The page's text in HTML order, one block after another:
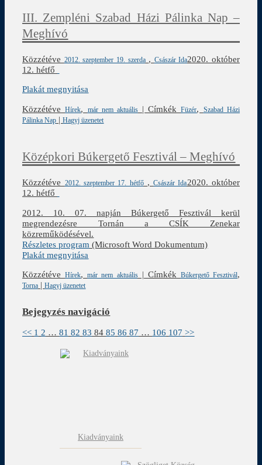
III. Zempléni Szabad Házi Pálinka Nap –
Meghívó
Közzétéve 2012. szeptember 19. szerda , Császár Ida2020. október
12. hétfő
Plakát megnyitása
Közzétéve
Hírek, már nem aktuális|Címkék Füzér,
Szabad Házi
Pálinka Nap |Hagyj üzenetet
Középkori Búkergető Fesztivál – Meghívó
Közzétéve 2012. szeptember 17. hétfő ,Császár Ida2020. október
12. hétfő
2012. 10. 07. napján Búkergető Fesztivál kerül
megrendezésre Tornán a CSÍK Zenekar
közreműködésével.
Részletes program (Microsoft Word Dokumentum)
Plakát megnyitása
Közzétéve
Hírek,már nem aktuális| Címkék Búkergető Fesztivál,
Torna |Hagyj üzenetet
Bejegyzés navigáció
<< 1 2 … 81 82 83 84 85 86 87 … 106 107 >>
Kiadványaink